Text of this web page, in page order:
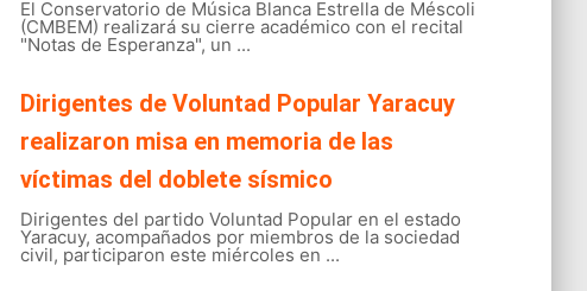
El Conservatorio de Música Blanca Estrella de Méscoli
(CMBEM) realizará su cierre académico con el recital
"Notas de Esperanza", un ...
Dirigentes de Voluntad Popular Yaracuy
realizaron misa en memoria de las
víctimas del doblete sísmico
Dirigentes del partido Voluntad Popular en el estado
Yaracuy, acompañados por miembros de la sociedad
civil, participaron este miércoles en ...